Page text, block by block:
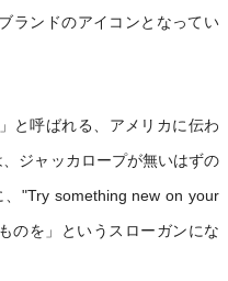
ランドのアイコンとなってい
と呼ばれる、アメリカに伝わ
ジャッカロープが無いはずの
"Try something new on your
のを」というスローガンにな